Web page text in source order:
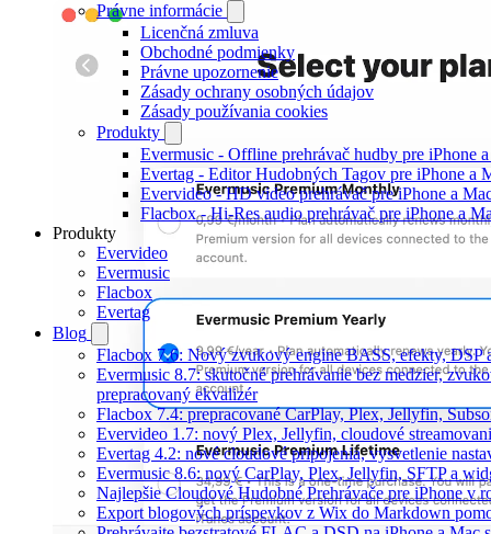
Právne informácie
Licenčná zmluva
Obchodné podmienky
Právne upozornenie
Zásady ochrany osobných údajov
Zásady používania cookies
Produkty
Evermusic - Offline prehrávač hudby pre iPhone
Evertag - Editor Hudobných Tagov pre iPhone a
Evervideo - HD video prehrávač pre iPhone a
Flacbox - Hi-Res audio prehrávač pre iPhone a
Produkty
Evervideo
Evermusic
Flacbox
Evertag
Blog
Flacbox 7.6: Nový zvukový engine BASS, efekty, DSP
Evermusic 8.7: skutočné prehrávanie bez medzier,
prepracovaný ekvalizér
Flacbox 7.4: prepracované CarPlay, Plex, Jellyfin,
Evervideo 1.7: nový Plex, Jellyfin, cloudové
Evertag 4.2: nové cloudové pripojenia, vysvetlenie
Evermusic 8.6: nový CarPlay, Plex, Jellyfin, SFTP a
Najlepšie Cloudové Hudobné Prehrávače pre iPhone v
Export blogových príspevkov z Wix do Markdown